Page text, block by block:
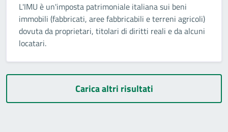
L'IMU è un'imposta patrimoniale italiana sui beni
immobili (fabbricati, aree fabbricabili e terreni agricoli)
dovuta da proprietari, titolari di diritti reali e da alcuni
locatari.
Carica altri risultati